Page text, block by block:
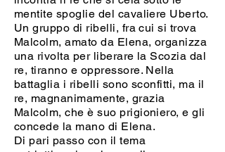
mentite spoglie del cavaliere Uberto.
Un gruppo di ribelli, fra cui si trova
Malcolm, amato da Elena, organizza
una rivolta per liberare la Scozia dal
re, tiranno e oppressore. Nella
battaglia i ribelli sono sconfitti, ma il
re, magnanimamente, grazia
Malcolm, che è suo prigioniero, e gli
concede la mano di Elena.
Di pari passo con il tema